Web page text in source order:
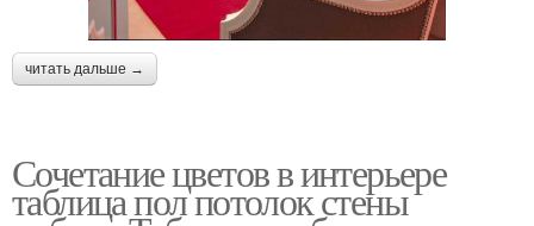
читать дальше →
Сочетание цветов в интерьере
таблица пол потолок стены